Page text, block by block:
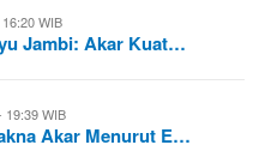
WIB
Jambi: Akar Kuat…
19:39 WIB
Akar Menurut E…